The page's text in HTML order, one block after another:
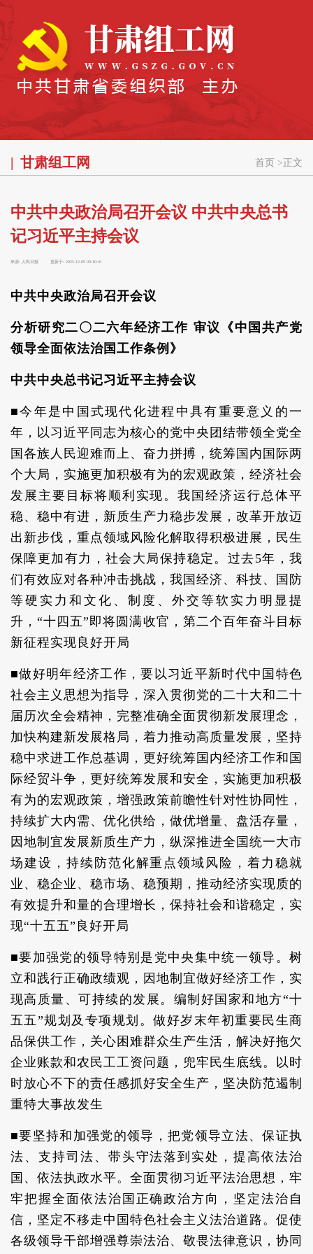
甘肃组工网 首页 > 正文
中共中央政治局召开会议 中共中央总书
记习近平主持会议
来源: 人民日报 更新于: 2025-12-09 09:10:41
中共中央政治局召开会议
分析研究二〇二六年经济工作 审议《中国共产党
领导全面依法治国工作条例》
中共中央总书记习近平主持会议
■今年是中国式现代化进程中具有重要意义的一
年，以习近平同志为核心的党中央团结带领全党全
国各族人民迎难而上、奋力拼搏，统筹国内国际两
个大局，实施更加积极有为的宏观政策，经济社会
发展主要目标将顺利实现。我国经济运行总体平
稳、稳中有进，新质生产力稳步发展，改革开放迈
出新步伐，重点领域风险化解取得积极进展，民生
保障更加有力，社会大局保持稳定。过去5年，我
们有效应对各种冲击挑战，我国经济、科技、国防
等硬实力和文化、制度、外交等软实力明显提
升，“十四五”即将圆满收官，第二个百年奋斗目标
新征程实现良好开局
■做好明年经济工作，要以习近平新时代中国特色
社会主义思想为指导，深入贯彻党的二十大和二十
届历次全会精神，完整准确全面贯彻新发展理念，
加快构建新发展格局，着力推动高质量发展，坚持
稳中求进工作总基调，更好统筹国内经济工作和国
际经贸斗争，更好统筹发展和安全，实施更加积极
有为的宏观政策，增强政策前瞻性针对性协同性，
持续扩大内需、优化供给，做优增量、盘活存量，
因地制宜发展新质生产力，纵深推进全国统一大市
场建设，持续防范化解重点领域风险，着力稳就
业、稳企业、稳市场、稳预期，推动经济实现质的
有效提升和量的合理增长，保持社会和谐稳定，实
现“十五五”良好开局
■要加强党的领导特别是党中央集中统一领导。树
立和践行正确政绩观，因地制宜做好经济工作，实
现高质量、可持续的发展。编制好国家和地方“十
五五”规划及专项规划。做好岁末年初重要民生商
品保供工作，关心困难群众生产生活，解决好拖欠
企业账款和农民工工资问题，兜牢民生底线。以时
时放心不下的责任感抓好安全生产，坚决防范遏制
重特大事故发生
■要坚持和加强党的领导，把党领导立法、保证执
法、支持司法、带头守法落到实处，提高依法治
国、依法执政水平。全面贯彻习近平法治思想，牢
牢把握全面依法治国正确政治方向，坚定法治自
信，坚定不移走中国特色社会主义法治道路。促使
各级领导干部增强尊崇法治、敬畏法律意识，协同